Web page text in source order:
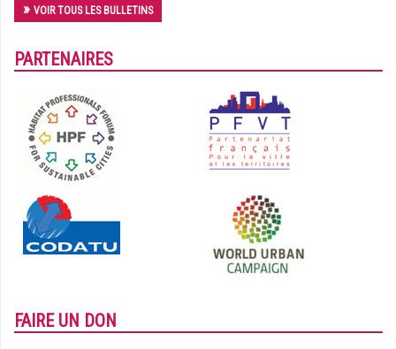
VOIR TOUS LES BULLETINS
PARTENAIRES
FAIRE UN DON